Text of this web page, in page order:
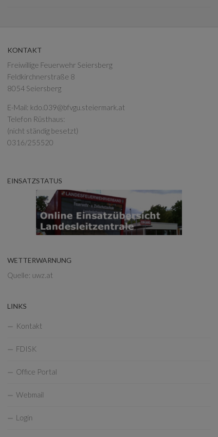
KONTAKT
Freiwillige Feuerwehr Seiersberg
Feldkirchnerstraße 8
8054 Seiersberg
E-Mail: kdo.039@bfvgu.steiermark.at
Telefon Rüsthaus:
(nicht ständig besetzt)
0316/255520
EINSATZSTATUS
WETTERWARNUNG
Quelle: uwz.at
LINKS
Kontakt
FDISK
Office Portal
Webmail
Login